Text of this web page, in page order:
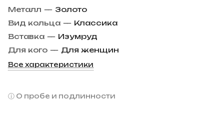
Металл — Золото
Вид кольца — Классика
Вставка — Изумруд
Для кого — Для женщин
Все характеристики
О пробе и подлинности